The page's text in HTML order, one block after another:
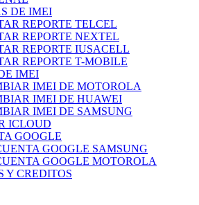
DE IMEI
REPORTE TELCEL
REPORTE NEXTEL
REPORTE IUSACELL
REPORTE T-MOBILE
IMEI
IMEI DE MOTOROLA
IMEI DE HUAWEI
IMEI DE SAMSUNG
ICLOUD
GOOGLE
GOOGLE SAMSUNG
GOOGLE MOTOROLA
Y CREDITOS